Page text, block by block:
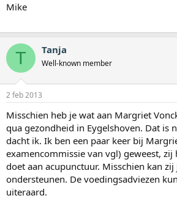
Mike
T Tanja
Well-known member
2 feb 2013
Misschien heb je wat aan Margriet
qua gezondheid in Eygelshoven. Dat is
dacht ik. Ik ben een paar keer bij
examencommissie van vgl) geweest, zij
doet aan acupunctuur. Misschien kan
ondersteunen. De voedingsadviezen
uiteraard.